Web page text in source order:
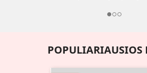
POPULIARIAUSIOS